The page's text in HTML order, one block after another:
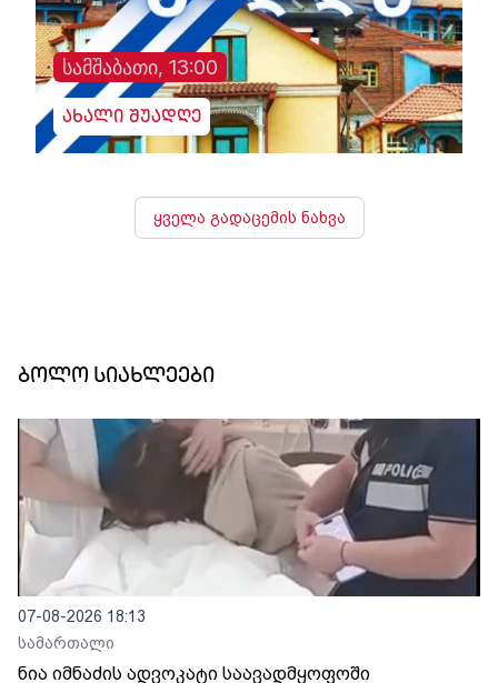
სამშაბათი, 13:00
ახალი შუადღე
ყველა გადაცემის ნახვა
ბოლო სიახლეები
07-08-2026 18:13
სამართალი
ნია იმნაძის ადვოკატი საავადმყოფოში